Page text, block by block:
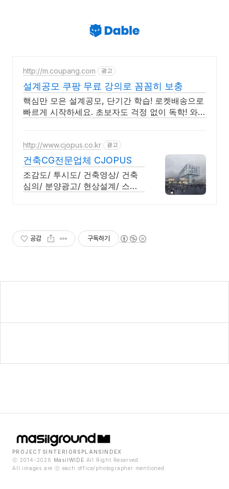
http://m.coupang.com 광고
설계공모 쿠팡 무료 강의로 꼼꼼히 보충
핵심만 모은 설계공모, 단기간 학습! 로켓배송으로
빠르게 시작하세요. 초보자도 걱정 없이 독학! 와우
http://www.cjopus.co.kr 광고
건축CG전문업체 CJOPUS
조감도/ 투시도/ 건축영상/ 건축
심의/ 분양광고/ 현상설계/ 스케
공감 구독하기
PROJECTS INTERIORS PLANS
INDEX
ⓒ 2014-2026
MasilWIDE All Right Reserved.
All images are ⓒ each office/photographer mentioned.